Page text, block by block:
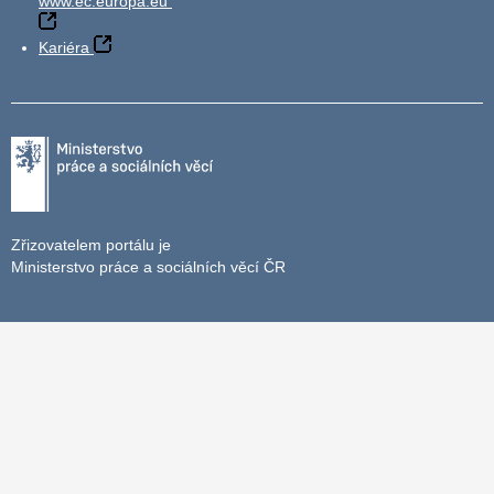
Kariéra
Zřizovatelem portálu je
Ministerstvo práce a sociálních věcí ČR